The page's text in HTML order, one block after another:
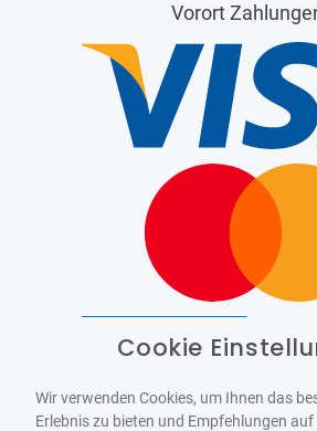
Vorort
WCAG-2.1-AA
Cookie
Wir verwenden Cookies, um Ihnen das
Erlebnis zu bieten und Empfehlungen